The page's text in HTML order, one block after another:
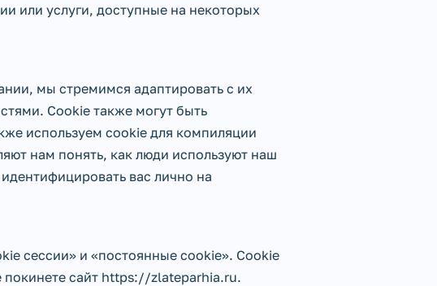
или услуги, доступные на некоторых
мы стремимся адаптировать с их
Cookie также могут быть
используем cookie для компиляции
нам понять, как люди используют наш
вас лично на
сессии» и «постоянные cookie». Cookie
покинете сайт https://zlateparhia.ru.